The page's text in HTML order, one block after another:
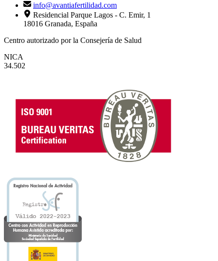
info@avantiafertilidad.com
Residencial Parque Lagos - C. Emir, 1
18016 Granada, España
Centro autorizado por la Consejería de Salud
NICA
34.502